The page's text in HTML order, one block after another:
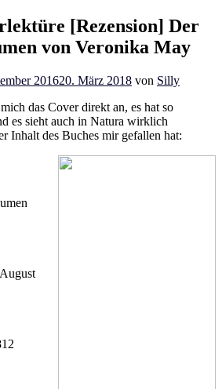
[Rezension] Der
von Veronika May
201620. März 2018 von Silly
das Cover direkt an, es hat so
es sieht auch in Natura wirklich
Inhalt des Buches mir gefallen hat: